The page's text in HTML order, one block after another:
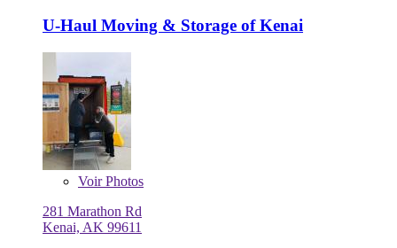
U-Haul Moving & Storage of Kenai
VoirPhotos
281 Marathon Rd
Kenai, AK 99611